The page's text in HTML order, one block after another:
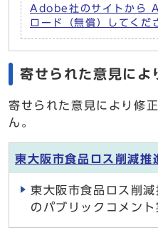
Adobe社のサイトから
ロード（無償）してくだ
寄せられた意見によ
寄せられた意見により修
ん。
東大阪市食品ロス削減推
東大阪市食品ロス削
のパブリックコメン